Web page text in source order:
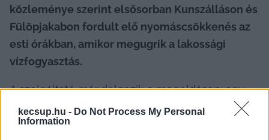
kecsup.hu - Do Not Process My Personal
Information
közleménye szerint elsősorban Kunszálláson és
Fülöpjakabon fordult elő nyomáscsökkenés az
esti órákban, amikor megugrik a lakossági
vízfogyasztás.
A szolgáltató már dolgozik a megoldáson: egy
nagyobb teljesítményű nyomásfokozó szivattyú
beépítése van folyamatban, amely várhatóan a